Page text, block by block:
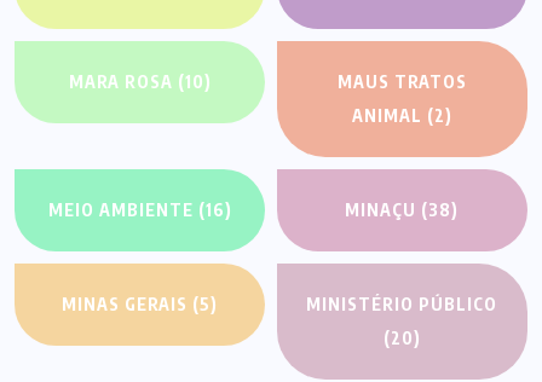
MARA ROSA (10)
MAUS TRATOS
ANIMAL (2)
MEIO AMBIENTE (16) MINAÇU (38)
MINAS GERAIS (5)
MINISTÉRIO PÚBLICO
(20)